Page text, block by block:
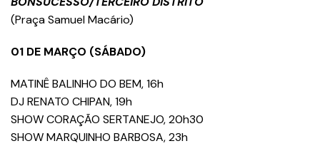
(Praça Samuel Macário)
01 DE MARÇO (SÁBADO)
MATINÊ BALINHO DO BEM, 16h
DJ RENATO CHIPAN, 19h
SHOW CORAÇÃO SERTANEJO, 20h30
SHOW MARQUINHO BARBOSA, 23h